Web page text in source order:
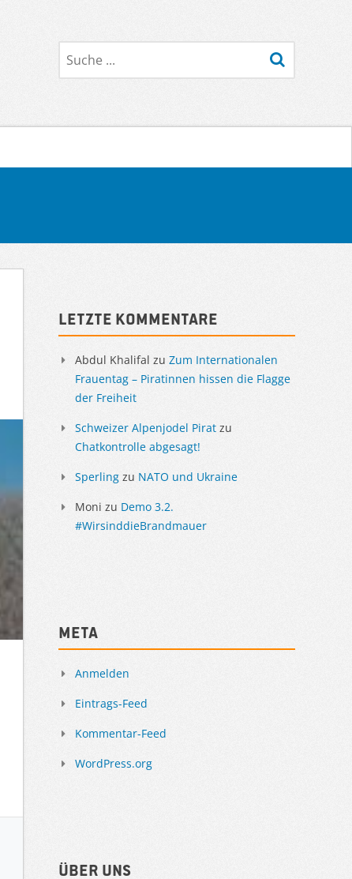
Suche
Letzte Kommentare
Abdul Khalifal zu Zum Internationalen
Frauentag – Piratinnen hissen die Flagge
der Freiheit
Schweizer Alpenjodel Pirat zu
Chatkontrolle abgesagt!
Sperling zu NATO und Ukraine
Moni zu Demo 3.2.
#WirsinddieBrandmauer
Meta
Anmelden
Eintrags-Feed
Kommentar-Feed
WordPress.org
Über uns